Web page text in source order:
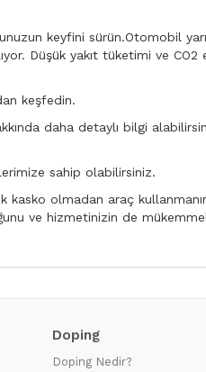
keyfini sürün.Otomobil
Düşük yakıt tüketimi ve
keşfedin.
daha detaylı bilgi
sahip olabilirsiniz.
olmadan araç
ve hizmetinizin de
Doping
Doping Nedir?